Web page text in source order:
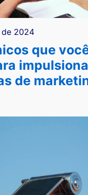
2024
que
de